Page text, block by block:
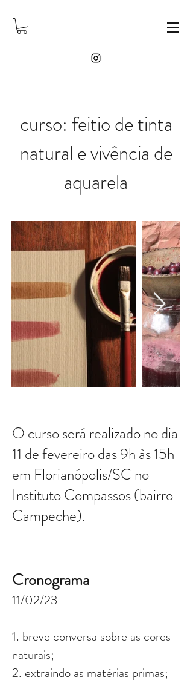
curso: feitio de tinta
natural e vivência de
aquarela
O curso será realizado no dia
11 de fevereiro das 9h às 15h
em Florianópolis/SC no
Instituto Compassos (bairro
Campeche).
Cronograma
11/02/23
1. breve conversa sobre as cores
naturais;
2. extraindo as matérias primas;